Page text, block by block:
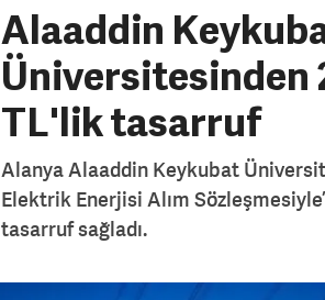
Alaaddin
Üniversitesinden
TL'lik tasarruf
Alanya Alaaddin Keykubat
Elektrik Enerjisi Alım
tasarruf sağladı.